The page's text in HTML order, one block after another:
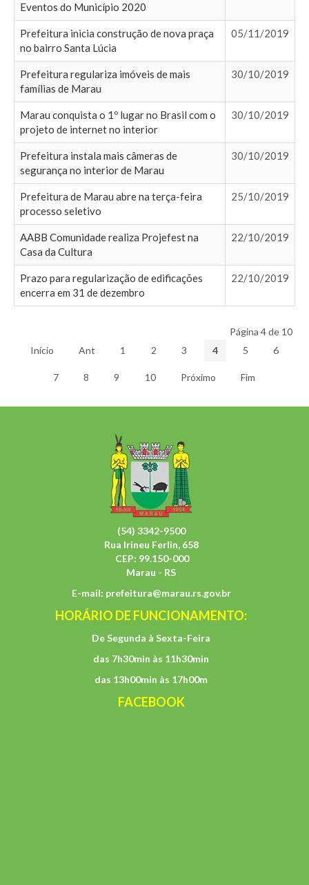
Eventos do Município 2020
Prefeitura inicia construção de nova praça
no bairro Santa Lúcia
05/11/2019
Prefeitura regulariza imóveis de mais
famílias de Marau
30/10/2019
Marau conquista o 1º lugar no Brasil com o
projeto de internet no interior
30/10/2019
Prefeitura instala mais câmeras de
segurança no interior de Marau
30/10/2019
Prefeitura de Marau abre na terça-feira
processo seletivo
25/10/2019
AABB Comunidade realiza Projefest na
Casa da Cultura
22/10/2019
Prazo para regularização de edificações
encerra em 31 de dezembro
22/10/2019
Página 4 de 10
Início
Ant 1 2 3 4 5 6
7 8 9 10 Próximo Fim
(54) 3342-9500
Rua Irineu Ferlin, 658
CEP: 99.150-000
Marau - RS
E-mail: prefeitura@marau.rs.gov.br
HORÁRIO DE FUNCIONAMENTO:
De Segunda à Sexta-Feira
das 7h30min às 11h30min
das 13h00min às 17h00m
FACEBOOK